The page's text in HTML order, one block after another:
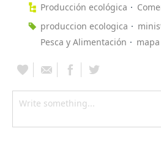
Producción ecológica
produccion ecologica
Pesca y Alimentación
mapa